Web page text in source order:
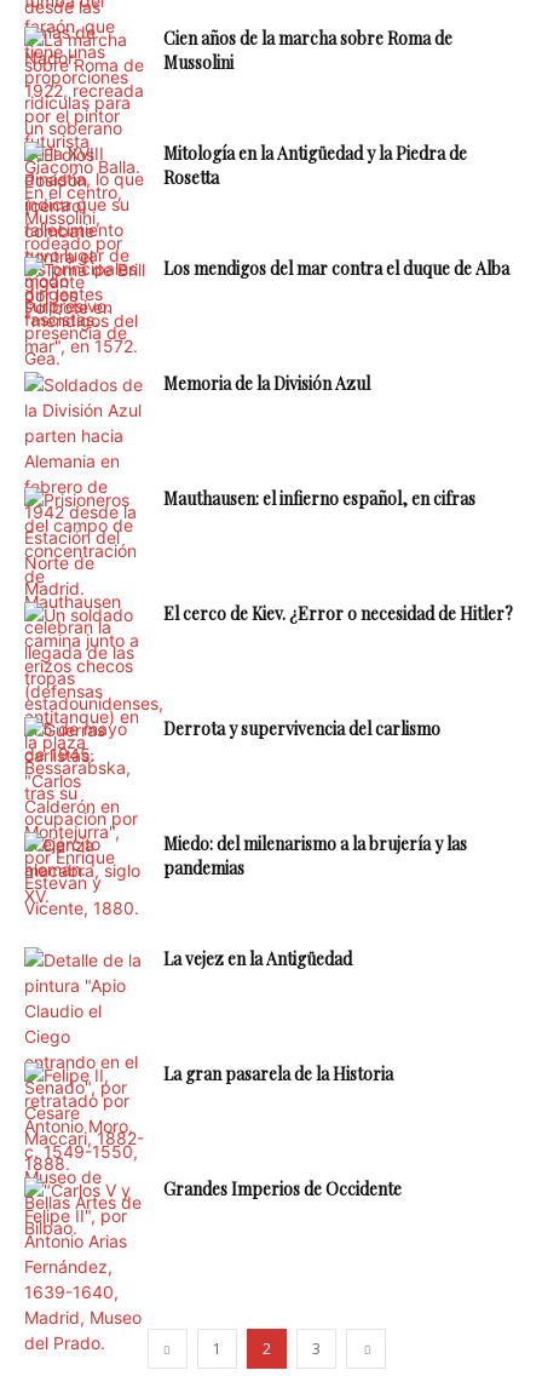
Cien años de la marcha sobre Roma de
Mussolini
Mitología en la Antigüedad y la Piedra de
Rosetta
Los mendigos del mar contra el duque de Alba
Memoria de la División Azul
Mauthausen: el infierno español, en cifras
El cerco de Kiev. ¿Error o necesidad de Hitler?
Derrota y supervivencia del carlismo
Miedo: del milenarismo a la brujería y las
pandemias
La vejez en la Antigüedad
La gran pasarela de la Historia
Grandes Imperios de Occidente
1 2 3